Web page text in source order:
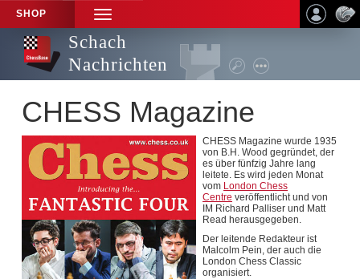
SHOP
TOGGLE
NAVIGATION
Schach
Nachrichten
CHESS Magazine
CHESS Magazine wurde 1935
von B.H. Wood gegründet, der
es über fünfzig Jahre lang
leitete. Es wird jeden Monat
vom London Chess
Centre veröffentlicht und von
IM Richard Palliser und Matt
Read herausgegeben.
Der leitende Redakteur ist
Malcolm Pein, der auch die
London Chess Classic
organisiert.